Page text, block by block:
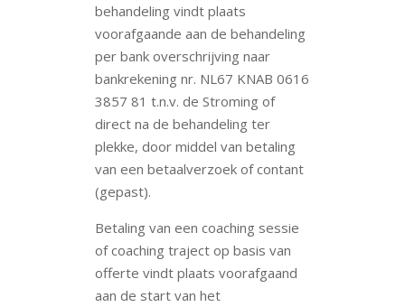
behandeling vindt plaats
voorafgaande aan de behandeling
per bank overschrijving naar
bankrekening nr. NL67 KNAB 0616
3857 81 t.n.v. de Stroming of
direct na de behandeling ter
plekke, door middel van betaling
van een betaalverzoek of contant
(gepast).
Betaling van een coaching sessie
of coaching traject op basis van
offerte vindt plaats voorafgaand
aan de start van het